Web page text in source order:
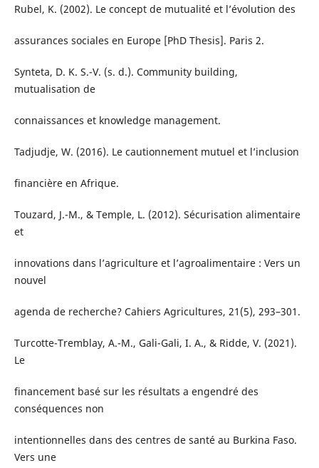
Rubel, K. (2002). Le concept de mutualité et l’évolution des
assurances sociales en Europe [PhD Thesis]. Paris 2.
Synteta, D. K. S.-V. (s. d.). Community building,
mutualisation de
connaissances et knowledge management.
Tadjudje, W. (2016). Le cautionnement mutuel et l’inclusion
financière en Afrique.
Touzard, J.-M., & Temple, L. (2012). Sécurisation alimentaire
et
innovations dans l’agriculture et l’agroalimentaire : Vers un
nouvel
agenda de recherche? Cahiers Agricultures, 21(5), 293–301.
Turcotte-Tremblay, A.-M., Gali-Gali, I. A., & Ridde, V. (2021).
Le
financement basé sur les résultats a engendré des
conséquences non
intentionnelles dans des centres de santé au Burkina Faso.
Vers une